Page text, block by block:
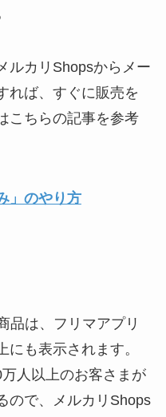
ルカリShopsからメー
れば、すぐに販売を
こちらの記事を参考
」のやり方
品は、フリマアプリ
も表示されます。
人以上のお客さまが
ので、メルカリShops